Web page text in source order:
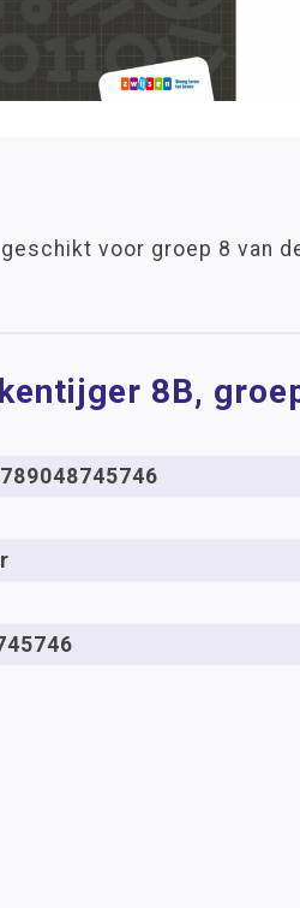
voor groep 8 van
8B,